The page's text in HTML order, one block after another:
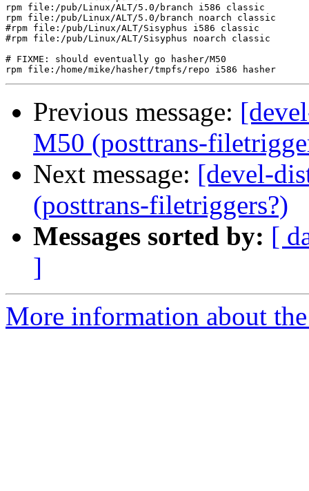
rpm file:/pub/Linux/ALT/5.0/branch i586 classic
rpm file:/pub/Linux/ALT/5.0/branch noarch classic
#rpm file:/pub/Linux/ALT/Sisyphus i586 classic
#rpm file:/pub/Linux/ALT/Sisyphus noarch classic
# FIXME: should eventually go hasher/M50
Previous message:
M50 (posttrans-
Next message: [devel-
(posttrans-filetriggers?)
Messages sorted by: [
]
More information about